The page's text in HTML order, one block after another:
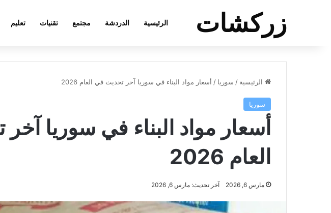
زركشات الرئيسية الدردشة مجتمع تقنيات تعليم
الرئيسية / سوريا / أسعار مواد البناء في سوريا آخر تحديث في العام 2026
سوريا
أسعار مواد البناء في سوريا
العام 2026
مارس 6, 2026 آخر تحديث: مارس 6, 2026